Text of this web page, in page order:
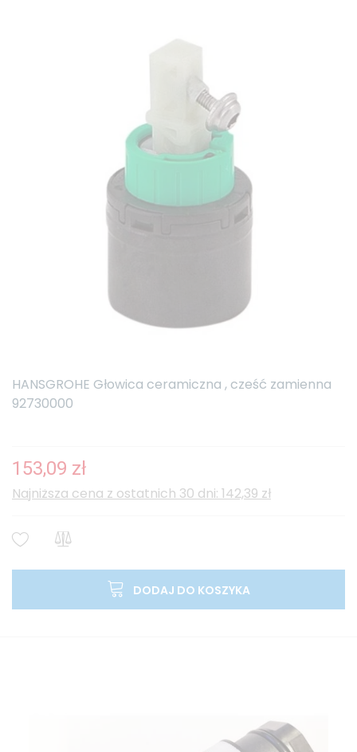
HANSGROHE Głowica ceramiczna , cześć zamienna
92730000
153,09 zł
Najniższa cena z ostatnich 30 dni: 142,39 zł
DODAJ DO KOSZYKA